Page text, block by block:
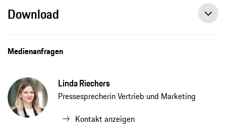
Download
Medienanfragen
Linda Riechers
Pressesprecherin Vertrieb und Marketing
Kontakt anzeigen